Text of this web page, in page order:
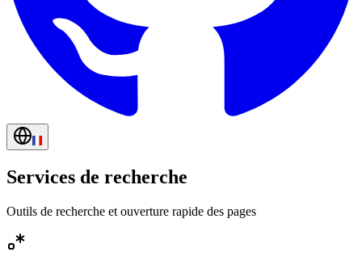
Services de recherche
Outils de recherche et ouverture rapide des pages